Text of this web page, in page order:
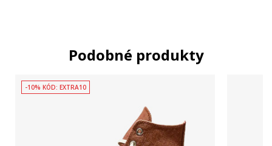
Podobné produkty
-10% KÓD: EXTRA10